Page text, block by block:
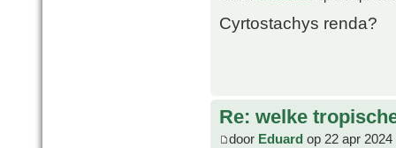
Cyrtostachys renda?
Re: welke
door Eduard op 22 apr 2024